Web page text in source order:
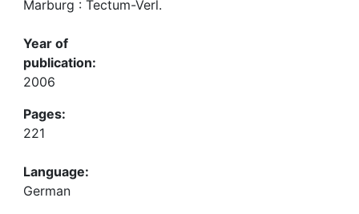
Marburg : Tectum-Verl.
Year of
publication:
2006
Pages:
221
Language:
German